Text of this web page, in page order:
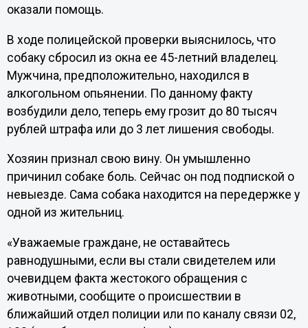
оказали помощь.
В ходе полицейской проверки выяснилось, что
собаку сбросил из окна ее 45-летний владелец.
Мужчина, предположительно, находился в
алкогольном опьянении. По данному факту
возбудили дело, теперь ему грозит до 80 тысяч
рублей штрафа или до 3 лет лишения свободы.
Хозяин признал свою вину. Он умышленно
причинил собаке боль. Сейчас он под подпиской о
невыезде. Сама собака находится на передержке у
одной из жительниц.
«Уважаемые граждане, не оставайтесь
равнодушными, если вы стали свидетелем или
очевидцем факта жестокого обращения с
животными, сообщите о происшествии в
ближайший отдел полиции или по каналу связи 02,